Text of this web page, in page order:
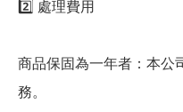
2️⃣ 處理費用
商品保固為一年者：本公
務。